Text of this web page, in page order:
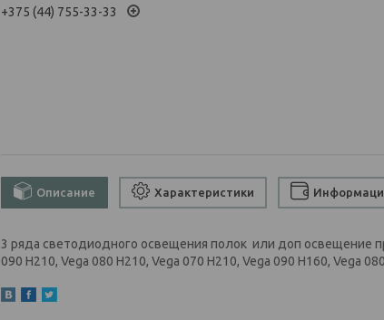
+375 (44) 755-33-33
Описание Характеристики
3 ряда светодиодного освещения полок или доп освещение
090 H210, Vega 080 H210, Vega 070 H210, Vega 090 H160, Vega